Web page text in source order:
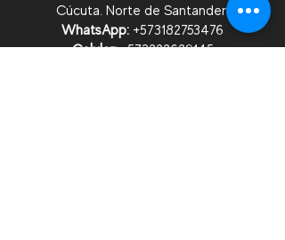
Cúcuta. Norte de Santander.
WhatsApp: +573182753476
Celular: +573222629145